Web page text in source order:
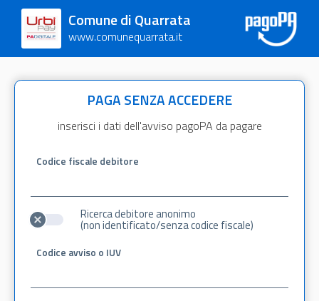
Comune di Quarrata
www.comunequarrata.it
PAGA SENZA ACCEDERE
inserisci i dati dell'avviso pagoPA da pagare
Codice fiscale debitore
Ricerca debitore anonimo
(non identificato/senza codice fiscale)
Codice avviso o IUV